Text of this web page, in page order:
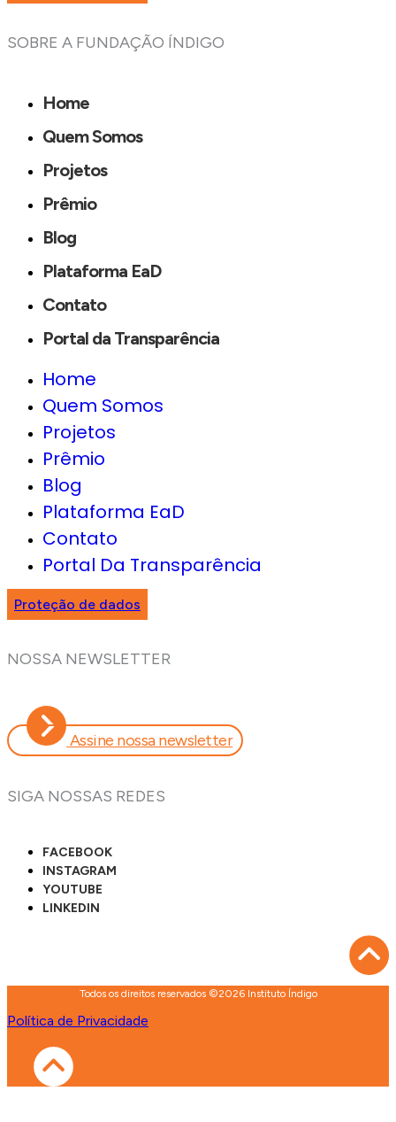
SOBRE A FUNDAÇÃO ÍNDIGO
Home
Quem Somos
Projetos
Prêmio
Blog
Plataforma EaD
Contato
Portal da Transparência
Home
Quem Somos
Projetos
Prêmio
Blog
Plataforma EaD
Contato
Portal Da Transparência
Proteção de dados
NOSSA NEWSLETTER
Assine nossa newsletter
SIGA NOSSAS REDES
FACEBOOK
INSTAGRAM
YOUTUBE
LINKEDIN
Todos os direitos reservados ©2026 Instituto Índigo
Política de Privacidade